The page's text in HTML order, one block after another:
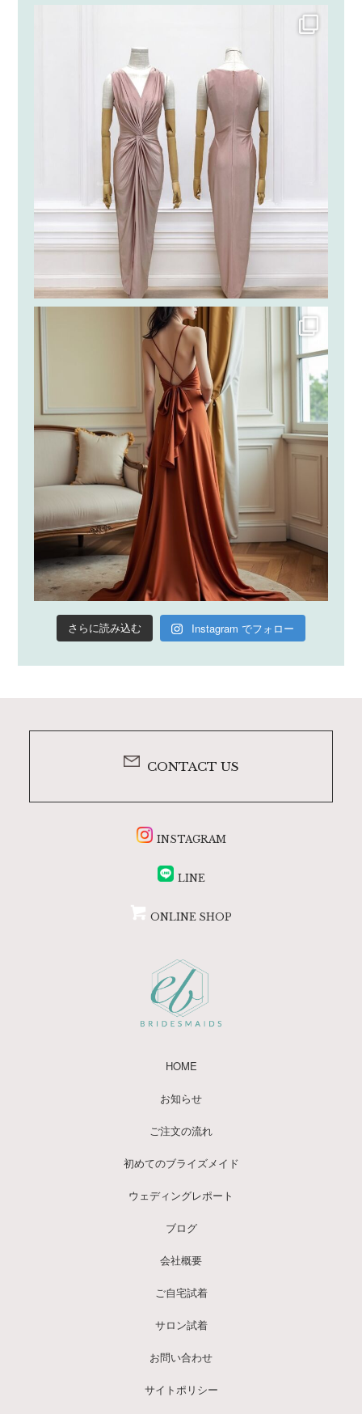
さらに読み込む Instagram でフォロー
CONTACT US
INSTAGRAM
LINE
ONLINE SHOP
HOME
お知らせ
ご注文の流れ
初めてのブライズメイド
ウェディングレポート
ブログ
会社概要
ご自宅試着
サロン試着
お問い合わせ
サイトポリシー